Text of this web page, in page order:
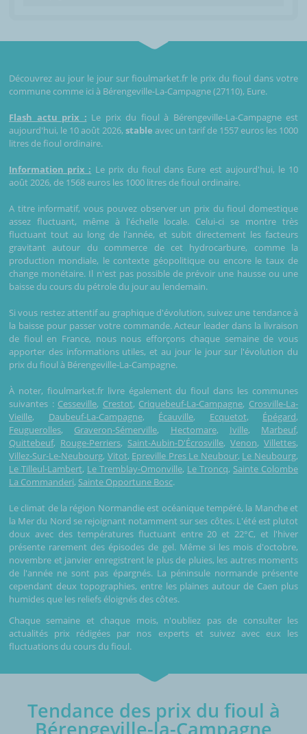
Découvrez au jour le jour sur fioulmarket.fr le prix du fioul dans votre
commune comme ici à Bérengeville-La-Campagne (27110), Eure.
Flash actu prix : Le prix du fioul à Bérengeville-La-Campagne est
aujourd'hui, le 10 août 2026, stable avec un tarif de 1557 euros les 1000
litres de fioul ordinaire.
Information prix : Le prix du fioul dans Eure est aujourd'hui, le 10
août 2026, de 1568 euros les 1000 litres de fioul ordinaire.
A titre informatif, vous pouvez observer un prix du fioul domestique
assez fluctuant, même à l'échelle locale. Celui-ci se montre très
fluctuant tout au long de l'année, et subit directement les facteurs
gravitant autour du commerce de cet hydrocarbure, comme la
production mondiale, le contexte géopolitique ou encore le taux de
change monétaire. Il n'est pas possible de prévoir une hausse ou une
baisse du cours du pétrole du jour au lendemain.
Si vous restez attentif au graphique d'évolution, suivez une tendance à
la baisse pour passer votre commande. Acteur leader dans la livraison
de fioul en France, nous nous efforçons chaque semaine de vous
apporter des informations utiles, et au jour le jour sur l'évolution du
prix du fioul à Bérengeville-La-Campagne.
À noter, fioulmarket.fr livre également du fioul dans les communes
suivantes : Cesseville, Crestot, Criquebeuf-La-Campagne, Crosville-La-
Vieille, Daubeuf-La-Campagne, Écauville, Ecquetot, Épégard,
Feuguerolles, Graveron-Sémerville, Hectomare, Iville, Marbeuf,
Quittebeuf, Rouge-Perriers, Saint-Aubin-D'Écrosville, Venon, Villettes,
Villez-Sur-Le-Neubourg, Vitot, Epreville Pres Le Neubour, Le Neubourg,
Le Tilleul-Lambert, Le Tremblay-Omonville, Le Troncq, Sainte Colombe
La Commanderi, Sainte Opportune Bosc.
Le climat de la région Normandie est océanique tempéré, la Manche et
la Mer du Nord se rejoignant notamment sur ses côtes. L'été est plutot
doux avec des températures fluctuant entre 20 et 22°C, et l'hiver
présente rarement des épisodes de gel. Même si les mois d'octobre,
novembre et janvier enregistrent le plus de pluies, les autres moments
de l'année ne sont pas épargnés. La péninsule normande présente
cependant deux topographies, entre les plaines autour de Caen plus
humides que les reliefs éloignés des côtes.
Chaque semaine et chaque mois, n'oubliez pas de consulter les
actualités prix rédigées par nos experts et suivez avec eux les
fluctuations du cours du fioul.
Tendance des prix du fioul à
Bérengeville-la-Campagne